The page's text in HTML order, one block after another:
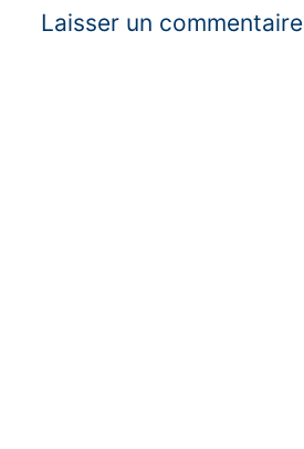
Laisser un commentaire